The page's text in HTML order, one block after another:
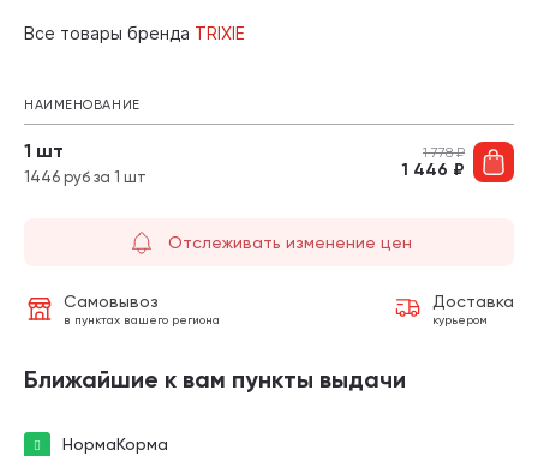
Все товары бренда TRIXIE
НАИМЕНОВАНИЕ
1 шт
1446 руб за 1 шт
1 778₽
1 446 ₽
Отслеживать изменение цен
Самовывоз
в пунктах вашего региона
Доставка
курьером
Ближайшие к вам пункты выдачи
НормаКорма